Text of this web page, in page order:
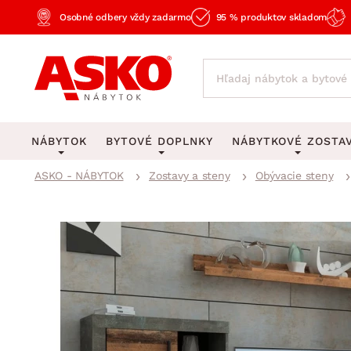
Osobné odbery vždy zadarmo 95 % produktov skladom
NÁBYTOK
Obývacia izba
Spálňa
Pracovňa a kancelária
BYTOVÉ DOPLNKY
Behúne a malé koberce
Detské koberce
Kúpeľňové predložky
Zobrazit vše
Stropné osvetlenie
Lustre a závesné
Stojacie lampy
NÁBYTKOVÉ
Spálňové
Kancelárske
Kuchynské
Detské
Predsieňové
ASKO - NÁBYTOK Zostavy a steny Obývacie steny